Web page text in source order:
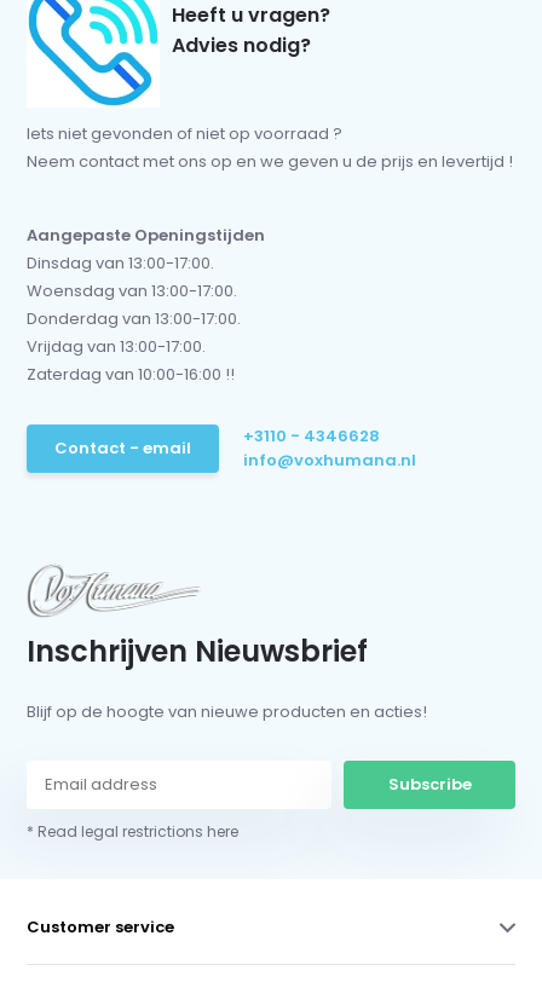
Heeft u vragen?
Advies nodig?
Iets niet gevonden of niet op voorraad ?
Neem contact met ons op en we geven u de prijs en levertijd !
Aangepaste Openingstijden
Dinsdag van 13:00-17:00.
Woensdag van 13:00-17:00.
Donderdag van 13:00-17:00.
Vrijdag van 13:00-17:00.
Zaterdag van 10:00-16:00 !!
Contact - email
+3110 - 4346628
info@voxhumana.nl
Inschrijven Nieuwsbrief
Blijf op de hoogte van nieuwe producten en acties!
Subscribe
* Read legal restrictions here
Customer service